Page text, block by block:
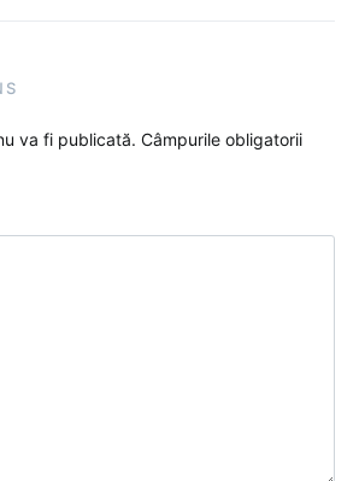
va fi publicată. Câmpurile obligatorii